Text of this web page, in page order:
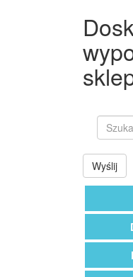
Wyślij